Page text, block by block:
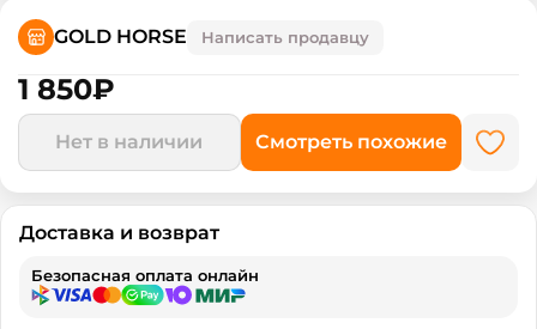
GOLD HORSE Написать продавцу
1 850₽
Нет в наличии Смотреть похожие
Доставка и возврат
Безопасная оплата онлайн